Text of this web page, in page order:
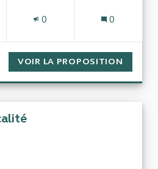
0 0
VOIR LA PROPOSITION